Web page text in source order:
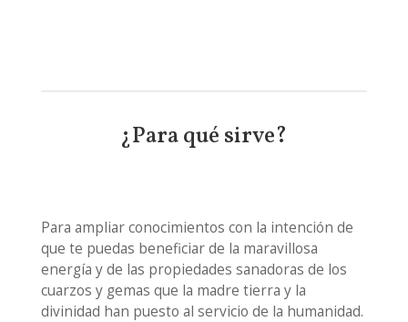
¿Para qué sirve?
Para ampliar conocimientos con la intención de
que te puedas beneficiar de la maravillosa
energía y de las propiedades sanadoras de los
cuarzos y gemas que la madre tierra y la
divinidad han puesto al servicio de la humanidad.